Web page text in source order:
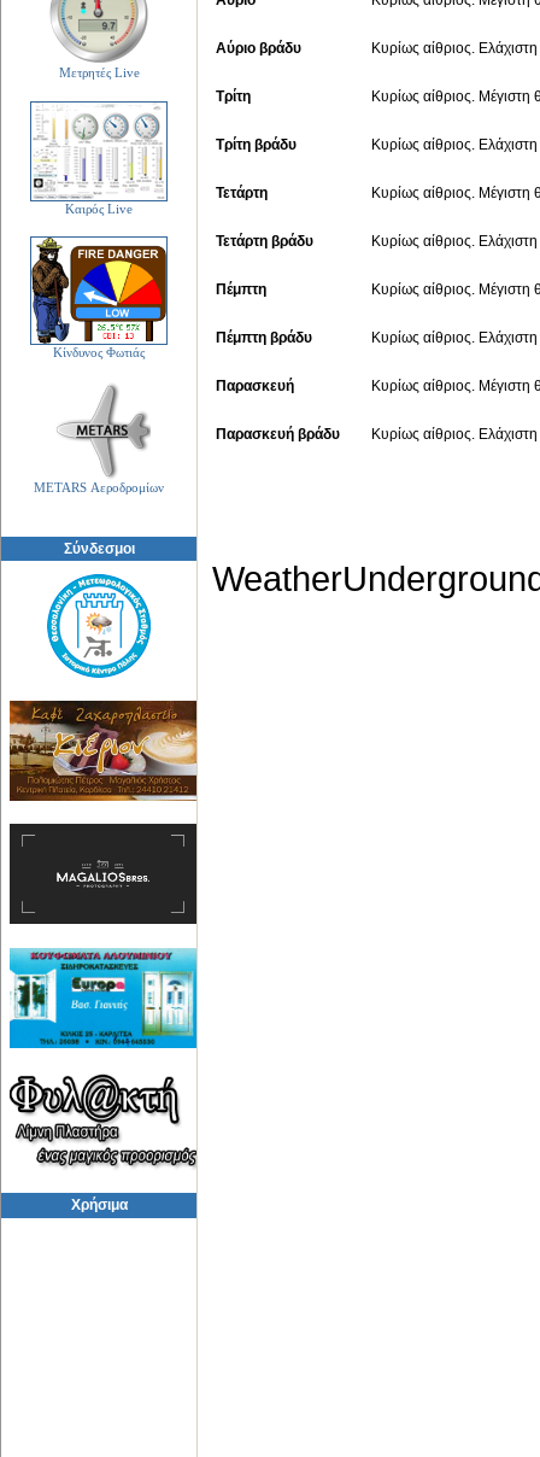
Μετρητές Live
Καιρός Live
Κίνδυνος Φωτιάς
METARS Αεροδρομίων
Σύνδεσμοι
Χρήσιμα
Αύριο βράδυ Κυρίως αίθριος.
Τρίτη Κυρίως αίθριος.
Τρίτη βράδυ Κυρίως αίθριος.
Τετάρτη Κυρίως αίθριος.
Τετάρτη βράδυ Κυρίως αίθριος.
Πέμπτη Κυρίως αίθριος.
Πέμπτη βράδυ Κυρίως αίθριος.
Παρασκευή Κυρίως αίθριος.
Παρασκευή βράδυ Κυρίως αίθριος.